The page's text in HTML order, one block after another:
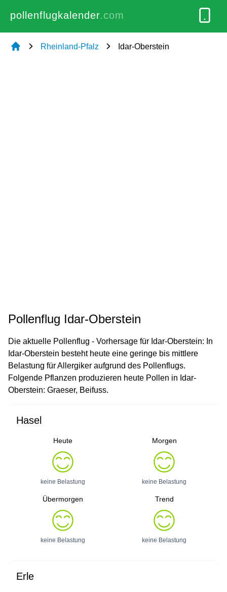
pollenflugkalender.com
Rheinland-Pfalz Idar-Oberstein
Pollenflug Idar-Oberstein
Die aktuelle Pollenflug - Vorhersage für Idar-Oberstein: In
Idar-Oberstein besteht heute eine geringe bis mittlere
Belastung für Allergiker aufgrund des Pollenflugs.
Folgende Pflanzen produzieren heute Pollen in Idar-
Oberstein: Graeser, Beifuss.
Hasel
Heute
keine Belastung
Morgen
keine Belastung
Übermorgen
keine Belastung
Trend
keine Belastung
Erle